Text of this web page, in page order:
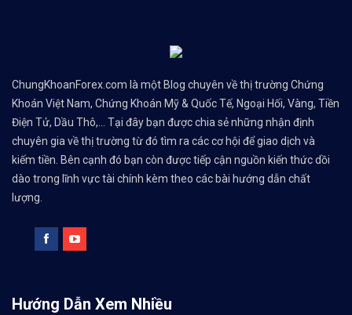
ChungKhoanForex.com là một Blog chuyên về thị trường Chứng
Khoán Việt Nam, Chứng Khoán Mỹ & Quốc Tế, Ngoại Hối, Vàng, Tiền
Điện Tử, Dầu Thô,... Tại đây bạn được chia sẻ những nhận định
chuyên gia về thị trường từ đó tìm ra các cơ hội để giao dịch và
kiếm tiền. Bên cạnh đó bạn còn được tiếp cận nguồn kiến thức dồi
dào trong lĩnh vực tài chính kèm theo các bài hướng dẫn chất
lượng.
Hướng Dẫn Xem Nhiều